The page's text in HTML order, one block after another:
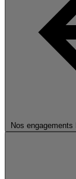
Nos engagements